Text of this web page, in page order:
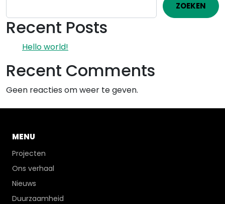
ZOEKEN
Recent Posts
Hello world!
Recent Comments
Geen reacties om weer te geven.
MENU
Projecten
Ons verhaal
Nieuws
Duurzaamheid